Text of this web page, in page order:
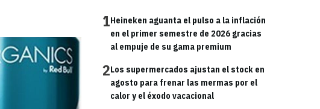
1Heineken aguanta el pulso a la inflación
en el primer semestre de 2026 gracias
al empuje de su gama premium
2Los supermercados ajustan el stock en
agosto para frenar las mermas por el
calor y el éxodo vacacional